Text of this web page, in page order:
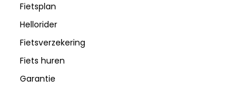
Fietsplan
Hellorider
Fietsverzekering
Fiets huren
Garantie